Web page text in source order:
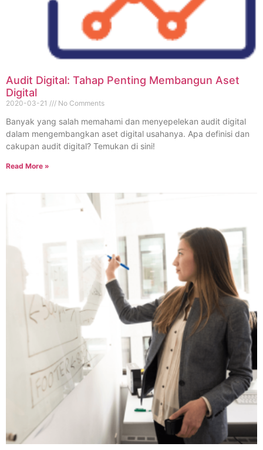
Audit Digital: Tahap Penting Membangun Aset
Digital
2020-03-21 No Comments
Banyak yang salah memahami dan menyepelekan audit digital
dalam mengembangkan aset digital usahanya. Apa definisi dan
cakupan audit digital? Temukan di sini!
Read More »